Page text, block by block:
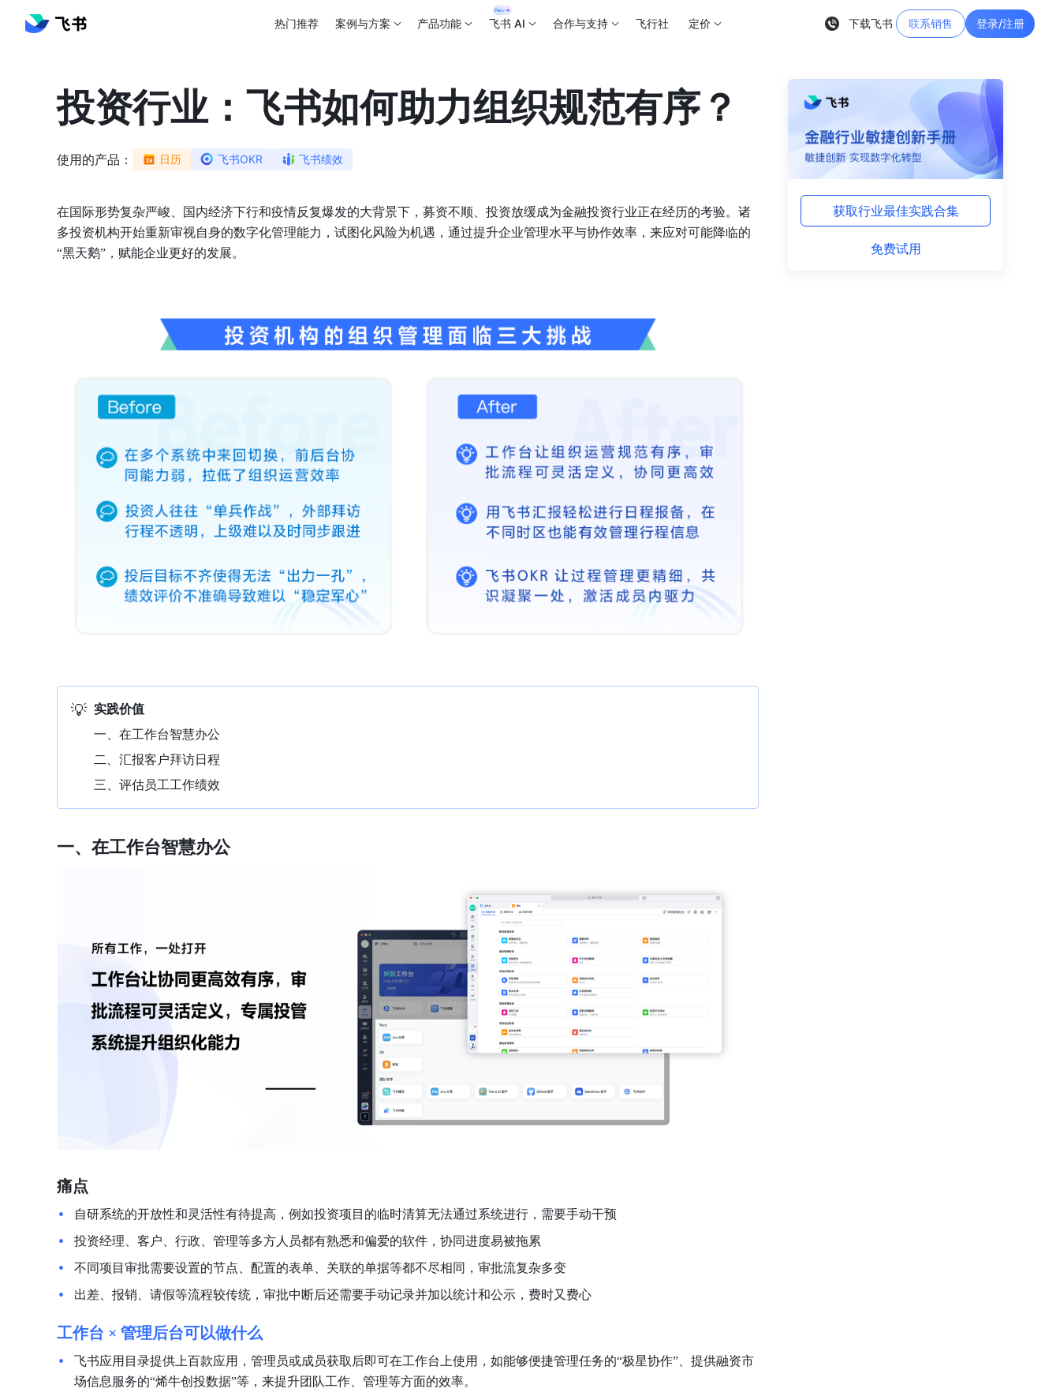
热门推荐 案例与方案 产品功能 飞书 AI 合作与支持 飞行社 定价 下载飞书 联系销售 登录/注册
投资行业：飞书如何助力组织规范有序？
使用的产品： 日历 飞书OKR 飞书绩效
获取行业最佳实践合集
免费试用
在国际形势复杂严峻、国内经济下行和疫情反复爆发的大背景下，募资不顺、投资放缓成为金融投资行业正在经历的考验。诸
多投资机构开始重新审视自身的数字化管理能力，试图化风险为机遇，通过提升企业管理水平与协作效率，来应对可能降临的
“黑天鹅”，赋能企业更好的发展。
💡 实践价值
一、在工作台智慧办公
二、汇报客户拜访日程
三、评估员工工作绩效
一、在工作台智慧办公
痛点
自研系统的开放性和灵活性有待提高，例如投资项目的临时清算无法通过系统进行，需要手动干预
投资经理、客户、行政、管理等多方人员都有熟悉和偏爱的软件，协同进度易被拖累
不同项目审批需要设置的节点、配置的表单、关联的单据等都不尽相同，审批流复杂多变
出差、报销、请假等流程较传统，审批中断后还需要手动记录并加以统计和公示，费时又费心
工作台 × 管理后台可以做什么
飞书应用目录提供上百款应用，管理员或成员获取后即可在工作台上使用，如能够便捷管理任务的“极星协作”、提供融资市
场信息服务的“烯牛创投数据”等，来提升团队工作、管理等方面的效率。